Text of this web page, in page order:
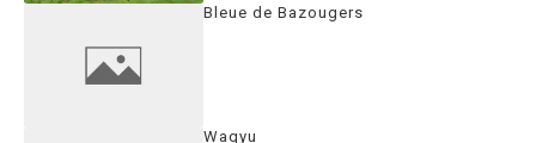
Bleue de Bazougers
Wagyu